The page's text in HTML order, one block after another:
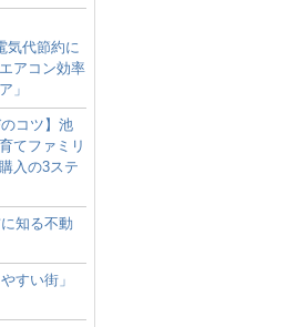
気代節約に
アコン効率
」
のコツ】池
てファミリ
入の3ステ
知る不動
すい街」